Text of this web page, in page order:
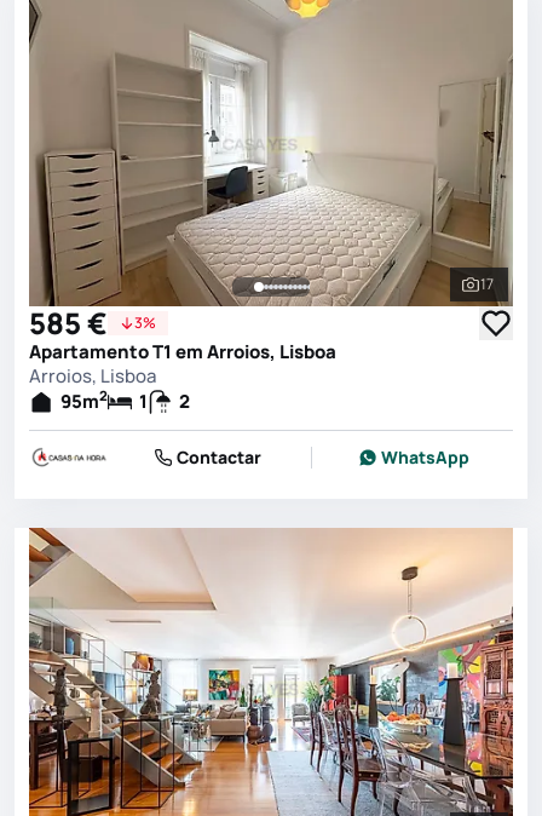
Ver
17
585 € 3%
Apartamento T1 em Arroios, Lisboa
Arroios, Lisboa
95m2 1 2
Contactar WhatsApp